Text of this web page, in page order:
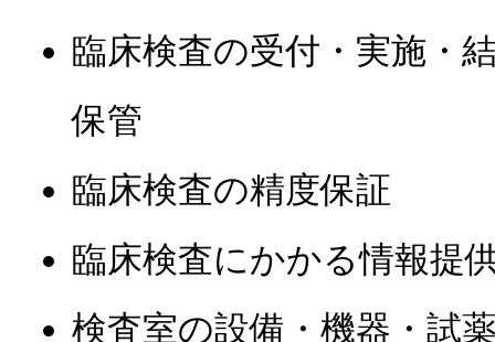
臨床検査の受付・実施・
保管
臨床検査の精度保証
臨床検査にかかる情報提
検査室の設備・機器・試